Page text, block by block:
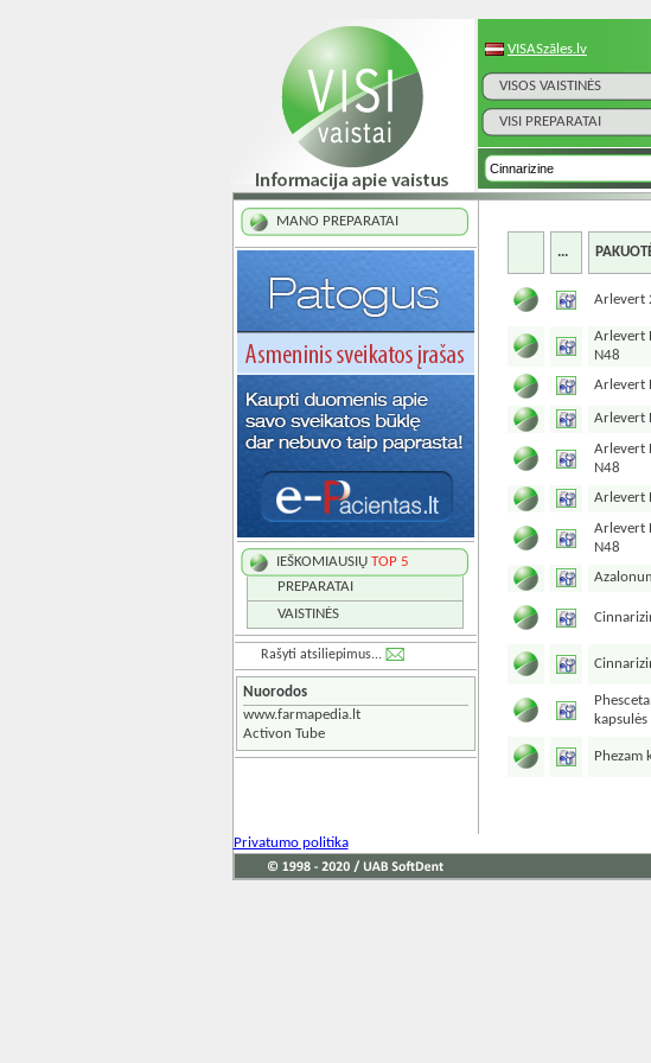
VISASzāles.lv
VISOS VAISTINĖS
VISI PREPARATAI
MANO PREPARATAI
IEŠKOMIAUSIŲ TOP 5
PREPARATAI
VAISTINĖS
Rašyti atsiliepimus...
Nuorodos
www.farmapedia.lt
Activon Tube
...
Arlevert
Arlevert
N48
Arlevert
Arlevert
Arlevert
N48
Arlevert
Arlevert
N48
Phezam
Privatumo politika